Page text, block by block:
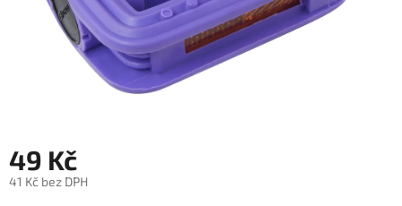
49 Kč
41 Kč bez DPH